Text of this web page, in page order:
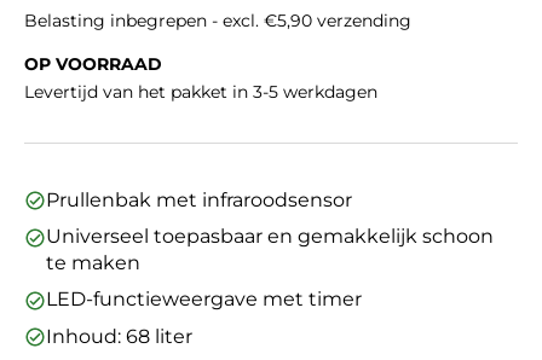
Belasting inbegrepen - excl. €5,90 verzending
OP VOORRAAD
Levertijd van het pakket in 3-5 werkdagen
Prullenbak met infraroodsensor
Universeel toepasbaar en gemakkelijk schoon
te maken
LED-functieweergave met timer
Inhoud: 68 liter